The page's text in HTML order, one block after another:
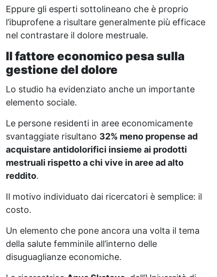
Eppure gli esperti sottolineano che è proprio
l’ibuprofene a risultare generalmente più efficace
nel contrastare il dolore mestruale.
Il fattore economico pesa sulla
gestione del dolore
Lo studio ha evidenziato anche un importante
elemento sociale.
Le persone residenti in aree economicamente
svantaggiate risultano 32% meno propense ad
acquistare antidolorifici insieme ai prodotti
mestruali rispetto a chi vive in aree ad alto
reddito.
Il motivo individuato dai ricercatori è semplice: il
costo.
Un elemento che pone ancora una volta il tema
della salute femminile all’interno delle
disuguaglianze economiche.